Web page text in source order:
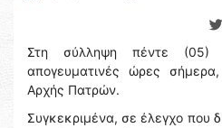
Στη σύλληψη πέντε (05)
απογευματινές ώρες
Αρχής Πατρών.
Συγκεκριμένα, σε έλεγχο που